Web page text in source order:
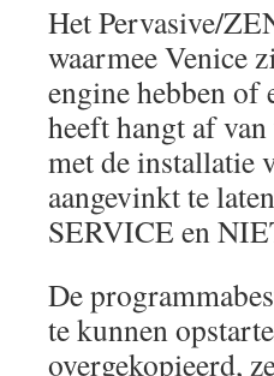
Het Pervasive/
waarmee Venice
engine hebben
heeft hangt af
met de installatie
aangevinkt te
SERVICE en
De
te kunnen
overgekopieerd,